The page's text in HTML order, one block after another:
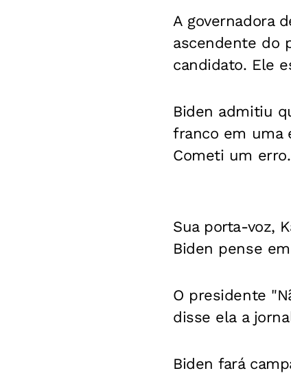
A governadora
ascendente do
candidato. Ele
Biden admitiu
franco em uma
Cometi um
Sua porta-voz,
Biden pense
O presidente
disse ela a
Biden fará